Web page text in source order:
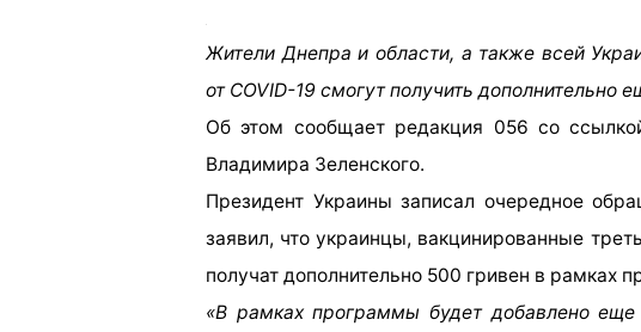
Жители Днепра и области, а также всей
от COVID-19 смогут получить дополнительно
Об этом сообщает редакция 056 со
Владимира Зеленского.
Президент Украины записал очередное
заявил, что украинцы, вакцинированные
получат дополнительно 500 гривен в рамках
«В рамках программы будет добавлено